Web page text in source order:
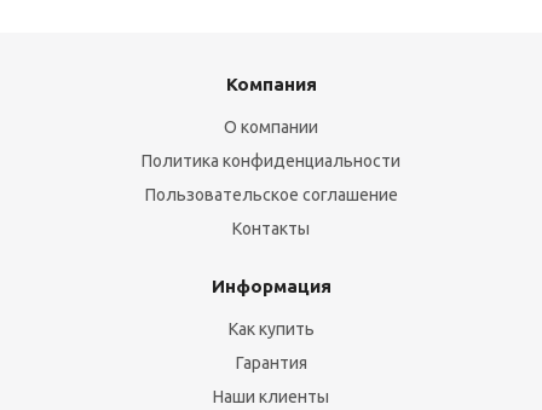
Компания
О компании
Политика конфиденциальности
Пользовательское соглашение
Контакты
Информация
Как купить
Гарантия
Наши клиенты